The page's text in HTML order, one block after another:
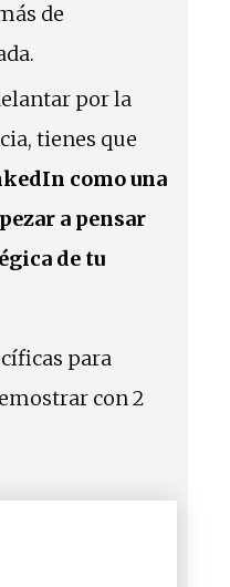
de
por la
tienes que
como una
a pensar
de tu
para
con 2